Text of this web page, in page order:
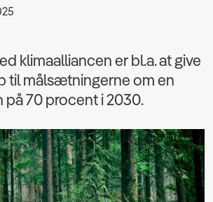
klimaalliancen er bl.a. at give
til målsætningerne om en
på 70 procent i 2030.